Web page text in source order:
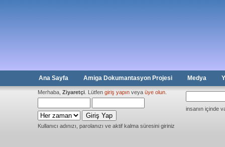
Ana Sayfa Amiga Dokumantasyon Projesi Medya
Merhaba, Ziyaretçi . Lütfen giriş yapın veya üye olun
Kullanıcı adınızı, parolanızı ve aktif kalma süresini giriniz
insanın içinde